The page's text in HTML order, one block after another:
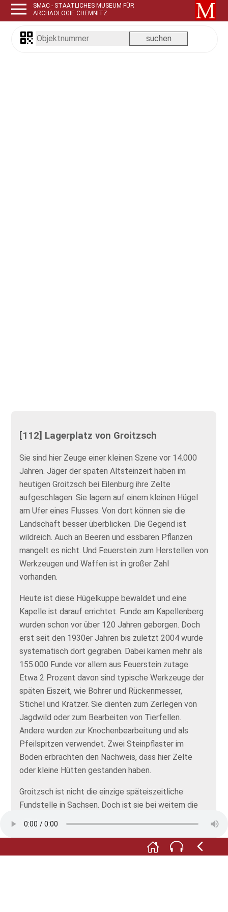
SMAC - STAATLICHES MUSEUM FÜR
ARCHÄOLOGIE CHEMNITZ
[112] Lagerplatz von Groitzsch
Sie sind hier Zeuge einer kleinen Szene vor 14.000
Jahren. Jäger der späten Altsteinzeit haben im
heutigen Groitzsch bei Eilenburg ihre Zelte
aufgeschlagen. Sie lagern auf einem kleinen Hügel
am Ufer eines Flusses. Von dort können sie die
Landschaft besser überblicken. Die Gegend ist
wildreich. Auch an Beeren und essbaren Pflanzen
mangelt es nicht. Und Feuerstein zum Herstellen von
Werkzeugen und Waffen ist in großer Zahl
vorhanden.
Heute ist diese Hügelkuppe bewaldet und eine
Kapelle ist darauf errichtet. Funde am Kapellenberg
wurden schon vor über 120 Jahren geborgen. Doch
erst seit den 1930er Jahren bis zuletzt 2004 wurde
systematisch dort gegraben. Dabei kamen mehr als
155.000 Funde vor allem aus Feuerstein zutage.
Etwa 2 Prozent davon sind typische Werkzeuge der
späten Eiszeit, wie Bohrer und Rückenmesser,
Stichel und Kratzer. Sie dienten zum Zerlegen von
Jagdwild oder zum Bearbeiten von Tierfellen.
Andere wurden zur Knochenbearbeitung und als
Pfeilspitzen verwendet. Zwei Steinpflaster im
Boden erbrachten den Nachweis, dass hier Zelte
oder kleine Hütten gestanden haben.
Groitzsch ist nicht die einzige späteiszeitliche
Fundstelle in Sachsen. Doch ist sie bei weitem die
und Arbeitsbereiche unterschieden werden. Spuren
aller Produktionsschritte vom Rohmaterial bis zum